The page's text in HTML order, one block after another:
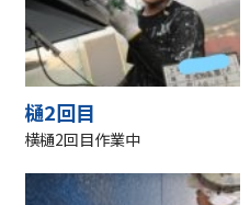
樋2回目
横樋2回目作業中